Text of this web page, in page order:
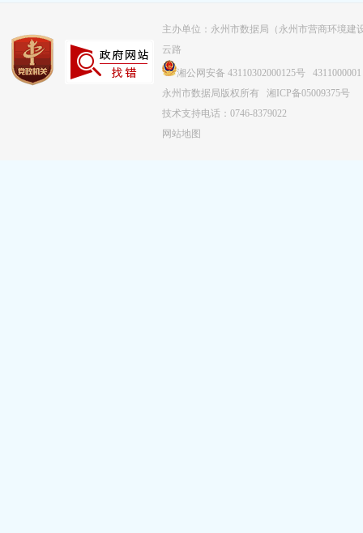
主办单位：永州市数据局（永州市营商环境
云路
湘公网安备 43110302000125号 4311000001
永州市数据局版权所有 湘ICP备05009375号
技术支持电话：0746-8379022
网站地图